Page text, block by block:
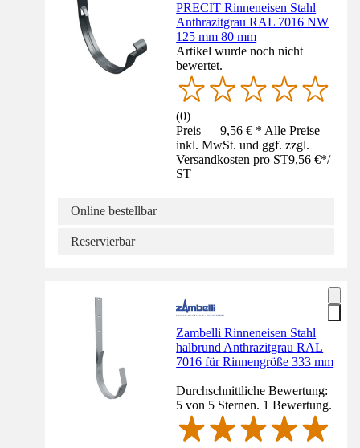
PRECIT Rinneneisen Stahl
Anthrazitgrau RAL 7016 NW
125 mm 80 mm
Artikel wurde noch nicht
bewertet.
(0)
Preis — 9,56 € * Alle Preise
inkl. MwSt. und ggf. zzgl.
Versandkosten pro ST9,56 €*/
ST
Online bestellbar
Reservierbar
Zambelli Rinneneisen Stahl
halbrund Anthrazitgrau RAL
7016 für Rinnengröße 333 mm
Durchschnittliche Bewertung:
5 von 5 Sternen. 1 Bewertung.